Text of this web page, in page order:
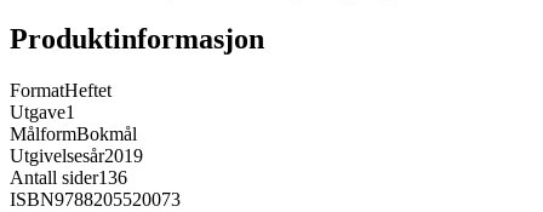
Produktinformasjon
FormatHeftet
Utgave1
MålformBokmål
Utgivelsesår2019
Antall sider136
ISBN9788205520073